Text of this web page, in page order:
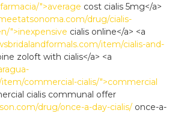
">average cost cialis 5mg</a>
drug/cialis-
">inexpensive cialis online</a> <a
item/cialis-and-
zoloft with cialis</a> <a
commercial-cialis/">commercial
cialis communal offer
drug/once-a-day-cialis/ once-a-